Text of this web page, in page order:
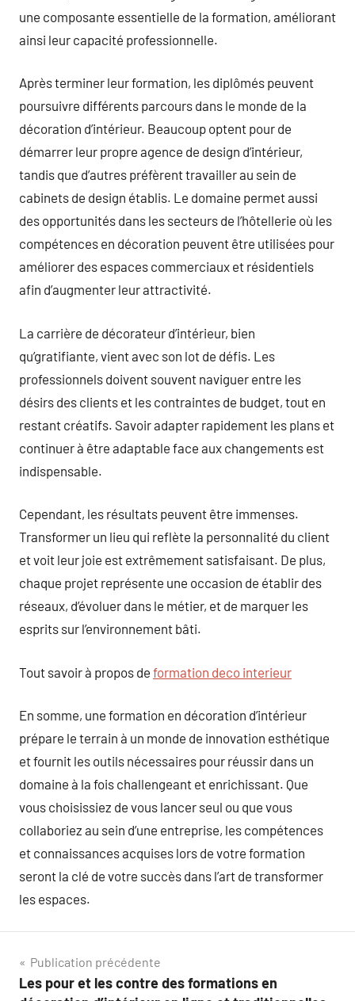
une composante essentielle de la formation, améliorant
ainsi leur capacité professionnelle.
Après terminer leur formation, les diplômés peuvent
poursuivre différents parcours dans le monde de la
décoration d’intérieur. Beaucoup optent pour de
démarrer leur propre agence de design d’intérieur,
tandis que d’autres préfèrent travailler au sein de
cabinets de design établis. Le domaine permet aussi
des opportunités dans les secteurs de l’hôtellerie où les
compétences en décoration peuvent être utilisées pour
améliorer des espaces commerciaux et résidentiels
afin d’augmenter leur attractivité.
La carrière de décorateur d’intérieur, bien
qu’gratifiante, vient avec son lot de défis. Les
professionnels doivent souvent naviguer entre les
désirs des clients et les contraintes de budget, tout en
restant créatifs. Savoir adapter rapidement les plans et
continuer à être adaptable face aux changements est
indispensable.
Cependant, les résultats peuvent être immenses.
Transformer un lieu qui reflète la personnalité du client
et voit leur joie est extrêmement satisfaisant. De plus,
chaque projet représente une occasion de établir des
réseaux, d’évoluer dans le métier, et de marquer les
esprits sur l’environnement bâti.
Tout savoir à propos de formation deco interieur
En somme, une formation en décoration d’intérieur
prépare le terrain à un monde de innovation esthétique
et fournit les outils nécessaires pour réussir dans un
domaine à la fois challengeant et enrichissant. Que
vous choisissiez de vous lancer seul ou que vous
collaboriez au sein d’une entreprise, les compétences
et connaissances acquises lors de votre formation
seront la clé de votre succès dans l’art de transformer
les espaces.
Navigation
Publication précédente
Les pour et les contre des formations en